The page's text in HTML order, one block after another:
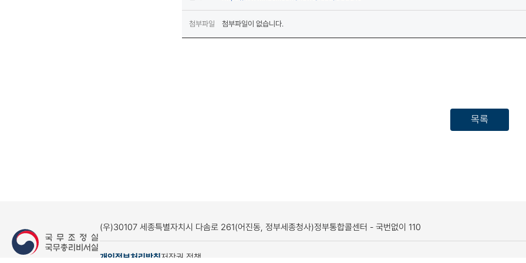
첨부파일 첨부파일이 없습니다.
목록
(우)30107 세종특별자치시 다솜로 261(어진동, 정부세종청사)정부통합콜센터 - 국번없이 110
개인정보처리방침저작권 정책